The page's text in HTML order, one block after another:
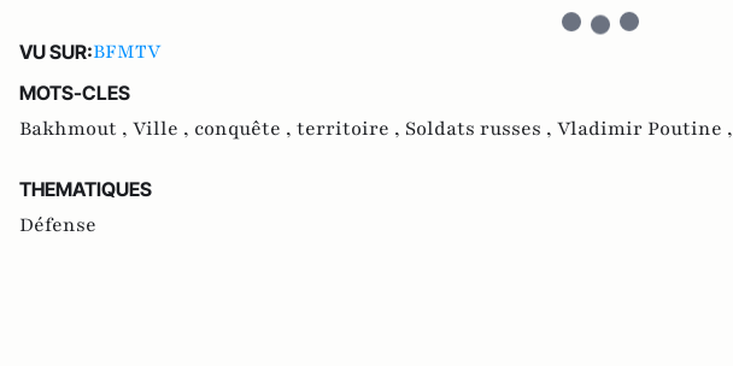
VU SUR:BFMTV
MOTS-CLES
Bakhmout , Ville , conquête , territoire , Soldats russes , Vladimir Poutine ,
THEMATIQUES
Défense